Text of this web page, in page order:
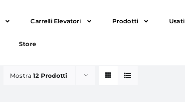
Carrelli Elevatori Prodotti Usati
Store
Mostra12 Prodotti